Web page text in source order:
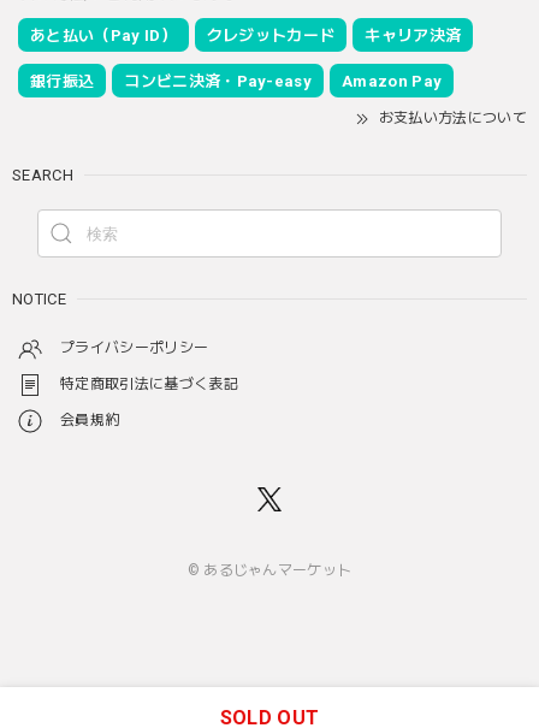
あと払い（Pay ID） クレジットカード キャリア決済
銀行振込 コンビニ決済・Pay-easy Amazon Pay
お支払い方法について
SEARCH
NOTICE
プライバシーポリシー
特定商取引法に基づく表記
会員規約
© あるじゃんマーケット
SOLD OUT